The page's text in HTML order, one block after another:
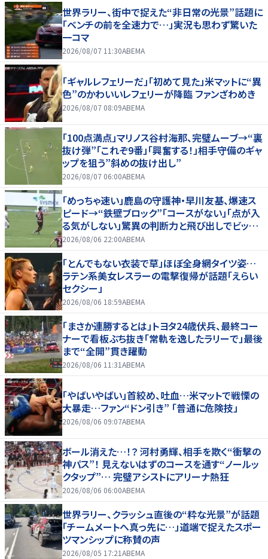
世界ラリー、街中で捉えた“非日常の光景”話題に
「ベンチの前を全速力で…」実況も思わず驚いた
一コマ
2026/08/07 11:30ABEMA
「ギャルレフェリーだ」「初めて見た」米マットに“異
色”のかわいいレフェリーが降臨 ファンざわめき
2026/08/07 08:09ABEMA
「100点満点」マリノス谷村海那、完璧ムーブ→“裏
抜け弾”「これぞ9番」「興奮する！」相手守備のギャ
ップを狙う”斜めの抜け出し”
2026/08/07 06:00ABEMA
「めっちゃ速い」鹿島の守護神・早川友基、爆速ス
ピード→“鉄壁ブロック”「コースがない」「点が入
る気がしない」驚異の判断力と飛び出しでビッグ
セーブ
2026/08/06 22:00ABEMA
「とんでもない衣装で草」ほぼ全身網タイツ姿…
ラテン系美女レスラーの電撃復帰が話題「えらい
セクシー」
2026/08/06 18:59ABEMA
「まさか連勝するとは」トヨタ24歳伏兵、最終コー
ナーで看板ぶち抜き「常軌を逸したラリーで」最後
まで“全開”貫き躍動
2026/08/06 11:31ABEMA
「やばいやばい」首絞め、吐血…米マットで戦慄の
大暴走…ファン“ドン引き” 「普通に危険技」
2026/08/06 09:07ABEMA
ボール消えた…！？ 河村勇輝、相手を欺く“衝撃の
神パス”！ 見えないはずのコースを通す“ノールッ
クタップ”… 完璧アシストにアリーナ熱狂
2026/08/06 06:00ABEMA
世界ラリー、クラッシュ直後の“粋な光景”が話題
「チームメートへ真っ先に…」道端で捉えたスポー
ツマンシップに称賛の声
2026/08/05 17:21ABEMA